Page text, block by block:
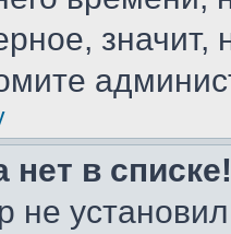
значит,
нет в списке!
не